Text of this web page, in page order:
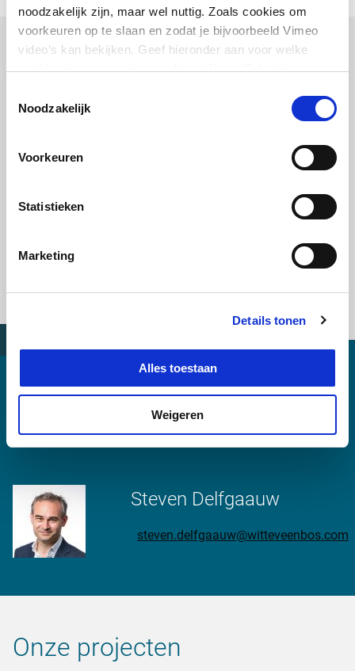
noodzakelijk zijn, maar wel nuttig. Zoals cookies om
voorkeuren op te slaan en zodat je bijvoorbeeld Vimeo
video’s kan bekijken. Geef hieronder aan voor welke
cookies je toestemming geeft en klik op ‘Selectie
akkoord met het plaatsen van alle cookies.
Meer over
Noodzakelijk
Voorkeuren
Statistieken
Marketing
Details tonen
Alles toestaan
Weigeren
Meer weten?
Steven Delfgaauw
steven.delfgaauw@witteveenbos.com
Onze projecten